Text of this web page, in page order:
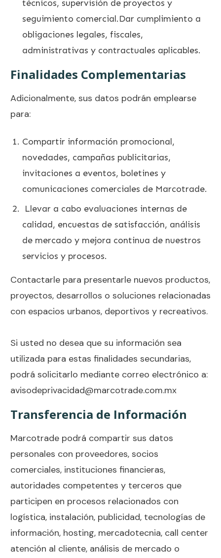
técnicos, supervisión de proyectos y
seguimiento comercial.Dar cumplimiento a
obligaciones legales, fiscales,
administrativas y contractuales aplicables.
Finalidades Complementarias
Adicionalmente, sus datos podrán emplearse
para:
Compartir información promocional,
novedades, campañas publicitarias,
invitaciones a eventos, boletines y
comunicaciones comerciales de Marcotrade.
Llevar a cabo evaluaciones internas de
calidad, encuestas de satisfacción, análisis
de mercado y mejora continua de nuestros
servicios y procesos.
Contactarle para presentarle nuevos productos,
proyectos, desarrollos o soluciones relacionadas
con espacios urbanos, deportivos y recreativos.
Si usted no desea que su información sea
utilizada para estas finalidades secundarias,
podrá solicitarlo mediante correo electrónico a:
avisodeprivacidad@marcotrade.com.mx
Transferencia de Información
Marcotrade podrá compartir sus datos
personales con proveedores, socios
comerciales, instituciones financieras,
autoridades competentes y terceros que
participen en procesos relacionados con
logística, instalación, publicidad, tecnologías de
información, hosting, mercadotecnia, call center
atención al cliente, análisis de mercado o